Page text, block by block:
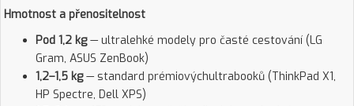
Hmotnost a přenositelnost
Pod 1,2 kg— ultralehké modely pro časté cestování (LG
Gram, ASUS ZenBook)
1,2–1,5 kg— standard prémiovýchultrabooků (ThinkPad X1,
HP Spectre, Dell XPS)